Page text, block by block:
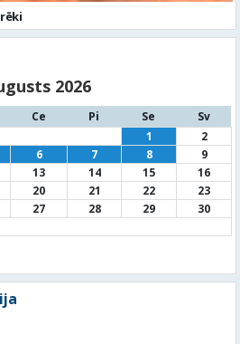
2026
Ce Pi Se
Sv
1
2
6 7 8
9
13 14 15
16
20 21 22
23
27 28 29
30